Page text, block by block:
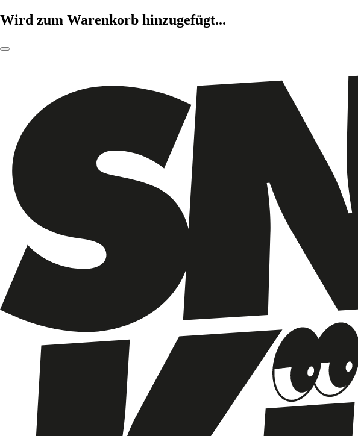
Wird zum Warenkorb hinzugefügt...